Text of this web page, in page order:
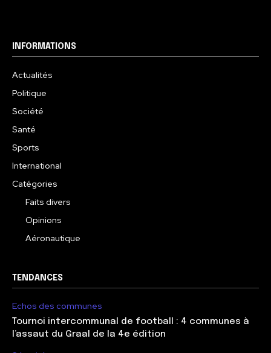
INFORMATIONS
Actualités
Politique
Société
Santé
Sports
International
Catégories
Faits divers
Opinions
Aéronautique
TENDANCES
Echos des communes
Tournoi intercommunal de football : 4 communes à
l’assaut du Graal de la 4e édition